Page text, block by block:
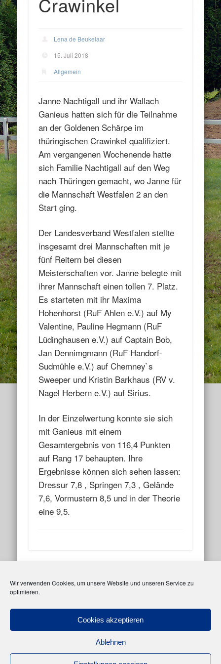
Wir verwenden Cookies, um unsere Website und unseren Service zu
optimieren.
Cookies akzeptieren
Ablehnen
Lena de Beukelaar
15. Juli 2018
Allgemein
Janne Nachtigall und ihr Wallach
Ganieus hatten sich für die Teilnahme
an der Goldenen Schärpe im
thüringischen Crawinkel qualifiziert.
Am vergangenen Wochenende hatte
sich Familie Nachtigall auf den Weg
nach Thüringen gemacht, wo Janne für
die Mannschaft Westfalen 2 an den
Start ging.
Der Landesverband Westfalen stellte
insgesamt drei Mannschaften mit je
fünf Reitern bei diesen
Meisterschaften vor. Janne belegte mit
ihrer Mannschaft einen tollen 7. Platz.
Es starteten mit ihr Maxima
Hohenhorst (RuF Ahlen e.V.) auf My
Valentine, Pauline Hegmann (RuF
Lüdinghausen e.V.) auf Captain Bob,
Jan Dennimgmann (RuF Handorf-
Sudmühle e.V.) auf Chemney`s
Sweeper und Kristin Barkhaus (RV v.
Nagel Herbern e.V.) auf Sirius.
In der Einzelwertung konnte sie sich
mit Ganieus mit einem
Gesamtergebnis von 116,4 Punkten
auf Rang 17 behaupten. Ihre
Ergebnisse können sich sehen lassen:
Dressur 7,8 , Springen 7,3 , Gelände
7,6, Vormustern 8,5 und in der Theorie
eine 9,5.
Eintrags-Feed